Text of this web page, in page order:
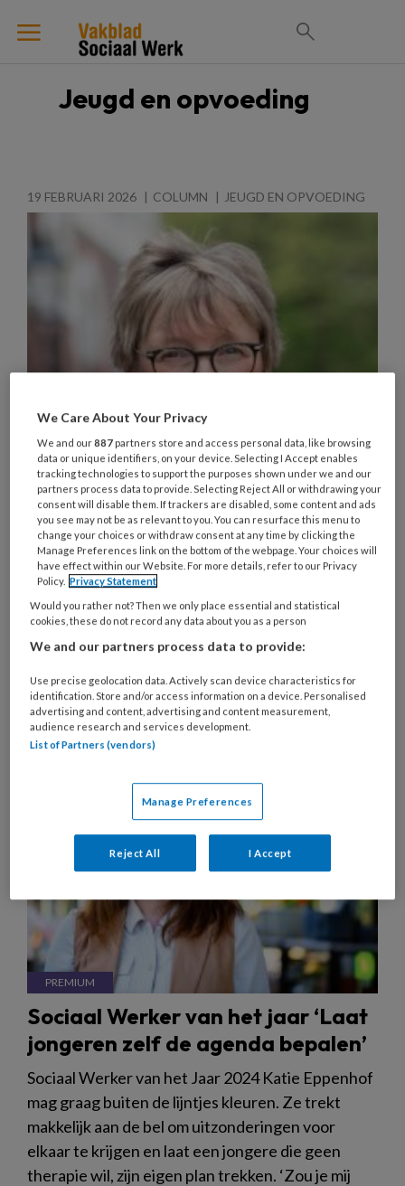
Jeugd en opvoeding
19 FEBRUARI 2026 COLUMN JEUGD EN OPVOEDING
Wantrouwen bestrijden
BNN/Vara zond eind 2025 de indrukwekkende
serie Opgroeien met tegenwind uit (nog steeds te
zien via NPO start). De journalisten volgden
kinderen en jongeren in diverse gemeenten en in
uiteenlopende opvoedsituaties.
11 OKTOBER 2024
INTERVIEW
ERVARINGSDESKUNDIGHEID
Sociaal Werker van het jaar ‘Laat
jongeren zelf de agenda bepalen’
Sociaal Werker van het Jaar 2024 Katie Eppenhof
mag graag buiten de lijntjes kleuren. Ze trekt
makkelijk aan de bel om uitzonderingen voor
elkaar te krijgen en laat een jongere die geen
therapie wil, zijn eigen plan trekken. ‘Zou je mij
We Care About Your Privacy
We and our887 partners store and access personal data, like browsing
data or unique identifiers, on your device. Selecting I Accept enables
tracking technologies to support the purposes shown under we and our
partners process data to provide. Selecting Reject All or withdrawing your
consent will disable them. If trackers are disabled, some content and ads
you see may not be as relevant to you. You can resurface this menu to
change your choices or withdraw consent at any time by clicking the
Manage Preferences link on the bottom of the webpage. Your choices will
have effect within our Website. For more details, refer to our Privacy
Policy. Privacy Statement
Would you rather not? Then we only place essential and statistical
cookies, these do not record any data about you as a person
We and our partners process data to provide:
Use precise geolocation data. Actively scan device characteristics for
identification. Store and/or access information on a device. Personalised
advertising and content, advertising and content measurement,
audience research and services development.
List of Partners (vendors)
Manage Preferences
Reject All I Accept